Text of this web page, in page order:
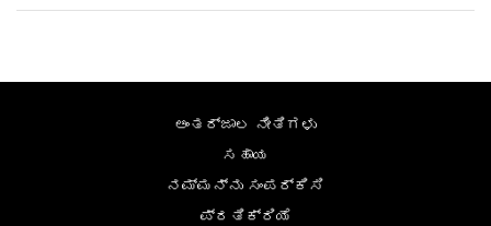
ಅಂತರ್ಜಾಲ ನೀತಿಗಳು
ಸಹಾಯ
ನಮ್ಮನ್ನು ಸಂಪರ್ಕಿಸಿ
ಪ್ರತಿಕ್ರಿಯೆ